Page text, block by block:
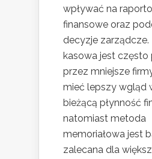
wpływać na
finansowe oraz
decyzje
kasowa jest często
przez mniejsze
mieć lepszy wgląd
bieżącą płynność
natomiast metoda
memoriałowa jest
zalecana dla